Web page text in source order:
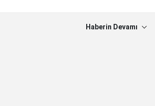
Haberin Devamı